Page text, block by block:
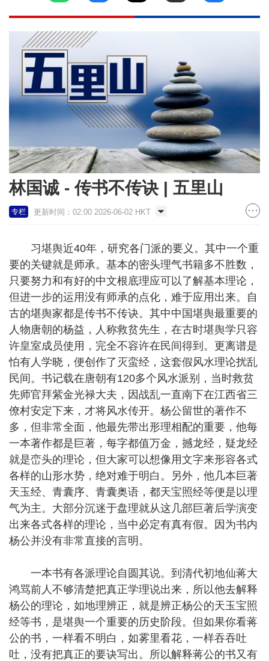
林国诚 - 传书不传诀 | 五里山
专栏 更新时间：02:00 2026-06-02 HKT
习堪舆近40年，研究各门派的要义。其中一个重
要的关键就是师承。基本的密头理气书籍多不胜数，
只要努力和有好的中文根底理应可以了解基本理论，
但进一步的运用没有师承的点化，难于应用出来。自
古的堪舆家都是传书不传诀。其中中国堪舆最重要的
人物唐朝的杨益，人称救贫先生，在古时堪舆学只容
许皇室成员使用，完全不容许在民间得到。更离谱是
怕有人学晓，便创作了灭蛮经，这套假风水理论扰乱
民间。书记载在唐朝有120多个风水派别，当时救贫
先师官拜紫金光禄大夫，因战乱一直南下在江西省三
僚村安定下来，才将风水传开。杨公留世的著作不
多，但非常全面，他最先带出形理相配的重要，他每
一本著作都是巨著，每字都值万金，撼龙经，疑龙经
就是峦头的理论，但大家可以想像用文字来形容各式
各样的山形水势，绝对难于明白。另外，他几本巨著
天玉经、青囊序、青囊奥语，都天宝照经等便是以理
气为主。大部分沉迷于盘理就从这几部巨著后学演变
出来各式各样的理论，当中必定有真有假。因为书内
杨公并没有非常直接的言明。
一本书有各派理论自圆其说。到清代初地仙蒋大
鸿骂前人不够清楚把真正学理说出来，所以他去解释
杨公的理论，如地理辨正，就是辨正杨公的天玉宝照
经等书，是堪舆一个重要的历史阶段。但如果你看蒋
公的书，一样看不明白，如雾里看花，一样吞吞吐
吐，没有把真正的要诀写出。所以解释蒋公的书又有